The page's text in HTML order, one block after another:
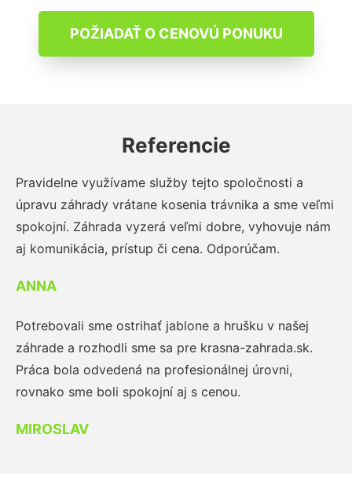
POŽIADAŤ O CENOVÚ PONUKU
Referencie
Pravidelne využívame služby tejto spoločnosti a
úpravu záhrady vrátane kosenia trávnika a sme veľmi
spokojní. Záhrada vyzerá veľmi dobre, vyhovuje nám
aj komunikácia, prístup či cena. Odporúčam.
ANNA
Potrebovali sme ostrihať jablone a hrušku v našej
záhrade a rozhodli sme sa pre krasna-zahrada.sk.
Práca bola odvedená na profesionálnej úrovni,
rovnako sme boli spokojní aj s cenou.
MIROSLAV